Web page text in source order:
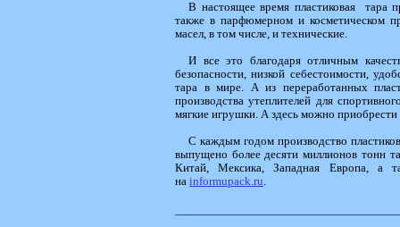
В настоящее время пластиковая тара
также в парфюмерном и косметическом
масел, в том числе, и технические.
И все это благодаря отличным
безопасности, низкой себестоимости,
тара в мире. А из переработанных
производства утеплителей для
мягкие игрушки. А здесь можно приобрести
С каждым годом производство
выпущено более десяти миллионов тонн
Китай, Мексика, Западная Европа, а
на informupack.ru.